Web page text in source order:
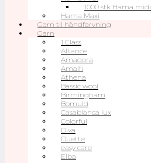
1000 stk Hama midi
Hama Maxi
Garn til håndfarvning
Garn
1 Class
Alliance
Amadora
Amalfi
Athena
Bassic wool
Birmingham
Bomuld
Casablanca lux
Colorful
Diva
Duette
easy care
Elba